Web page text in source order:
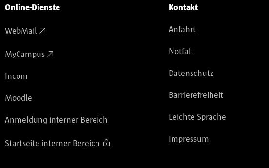
Online-Dienste
WebMail
MyCampus
Incom
Moodle
Anmeldung interner Bereich
Startseite interner Bereich
Kontakt
Anfahrt
Notfall
Datenschutz
Barrierefreiheit
Leichte Sprache
Impressum